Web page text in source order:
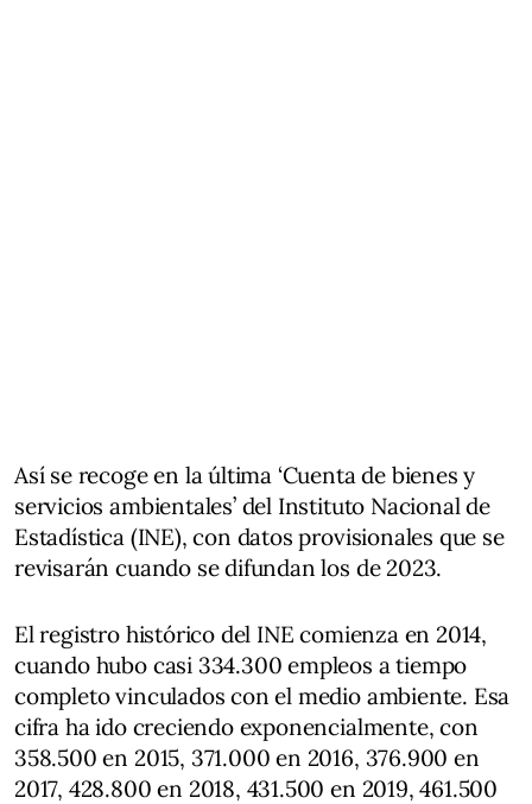
Así se recoge en la última ‘Cuenta de bienes y
servicios ambientales’ del Instituto Nacional de
Estadística (INE), con datos provisionales que se
revisarán cuando se difundan los de 2023.
El registro histórico del INE comienza en 2014,
cuando hubo casi 334.300 empleos a tiempo
completo vinculados con el medio ambiente. Esa
cifra ha ido creciendo exponencialmente, con
358.500 en 2015, 371.000 en 2016, 376.900 en
2017, 428.800 en 2018, 431.500 en 2019, 461.500